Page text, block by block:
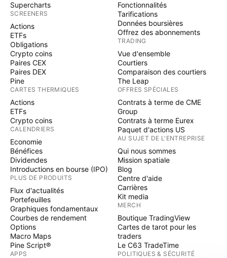
Supercharts
SCREENERS
Actions
ETFs
Obligations
Crypto coins
Paires CEX
Paires DEX
Pine
CARTES THERMIQUES
Actions
ETFs
Crypto coins
CALENDRIERS
Economie
Bénéfices
Dividendes
Introductions en bourse (IPO)
PLUS DE PRODUITS
Flux d'actualités
Portefeuilles
Graphiques fondamentaux
Courbes de rendement
Options
Macro Maps
Pine Script®
APPS
Fonctionnalités
Tarifications
Données boursières
Offrez des abonnements
TRADING
Vue d'ensemble
Courtiers
Comparaison des courtiers
The Leap
OFFRES SPÉCIALES
Contrats à terme de CME
Group
Contrats à terme Eurex
Paquet d'actions US
AU SUJET DE L'ENTREPRISE
Qui nous sommes
Mission spatiale
Blog
Centre d'aide
Carrières
Kit media
MERCH
Boutique TradingView
Cartes de tarot pour les
traders
Le C63 TradeTime
POLITIQUES & SÉCURITÉ